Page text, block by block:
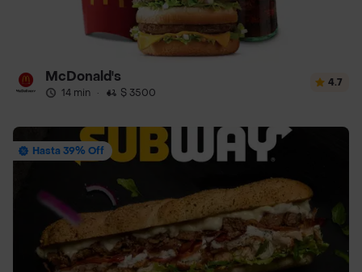
McDonald's
14 min · $ 3500
4.7
Hasta 39% Off